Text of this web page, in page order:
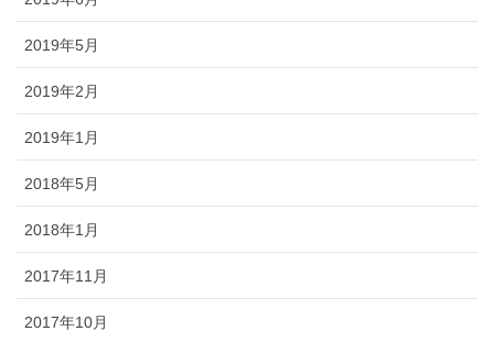
2019年5月
2019年2月
2019年1月
2018年5月
2018年1月
2017年11月
2017年10月